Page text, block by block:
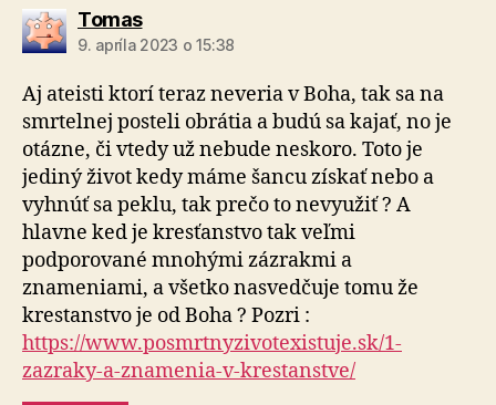
Tomashovorí:
9. apríla 2023 o 15:38
Aj ateisti ktorí teraz neveria v Boha, tak sa na
smrtelnej posteli obrátia a budú sa kajať, no je
otázne, či vtedy už nebude neskoro. Toto je
jediný život kedy máme šancu získať nebo a
vyhnúť sa peklu, tak prečo to nevyužiť ? A
hlavne ked je kresťanstvo tak veľmi
podporované mnohými zázrakmi a
znameniami, a všetko nasvedčuje tomu že
krestanstvo je od Boha ? Pozri :
https://www.posmrtnyzivotexistuje.sk/1-
zazraky-a-znamenia-v-krestanstve/